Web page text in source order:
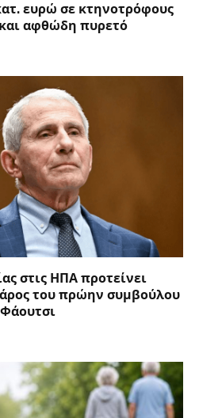
ευρώ σε κτηνοτρόφους
αφθώδη πυρετό
στις ΗΠΑ προτείνει
του πρώην συμβούλου